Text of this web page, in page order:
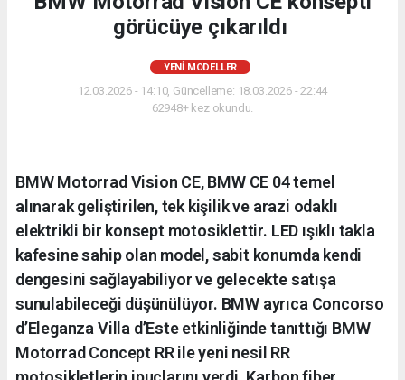
görücüye çıkarıldı
YENI MODELLER
12.03.2026 - 14:10, Güncelleme: 18.03.2026 - 22:44
62948+ kez okundu.
BMW Motorrad Vision CE, BMW CE 04 temel
alınarak geliştirilen, tek kişilik ve arazi odaklı
elektrikli bir konsept motosiklettir. LED ışıklı takla
kafesine sahip olan model, sabit konumda kendi
dengesini sağlayabiliyor ve gelecekte satışa
sunulabileceği düşünülüyor. BMW ayrıca Concorso
d’Eleganza Villa d’Este etkinliğinde tanıttığı BMW
Motorrad Concept RR ile yeni nesil RR